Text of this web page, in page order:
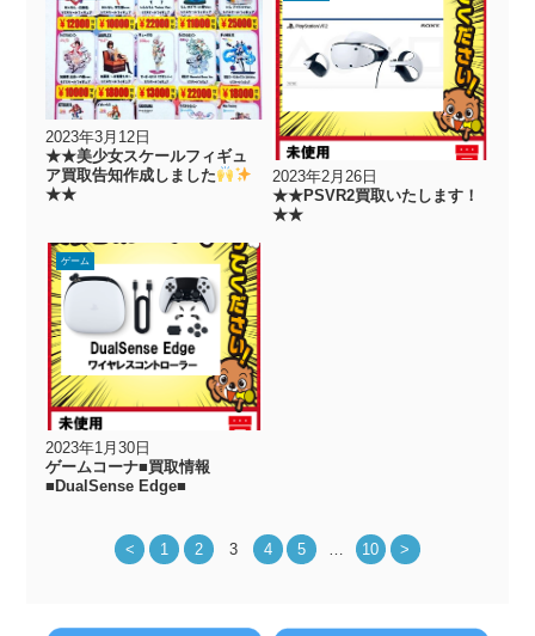
2023年3月12日
★★美少女スケールフィギュ
ア買取告知作成しました
★★
2023年2月26日
★★PSVR2買取いたします！
★★
ゲーム
2023年1月30日
ゲームコーナ■買取情報
■DualSense Edge■
< 1 2 3 4 5 … 10 >